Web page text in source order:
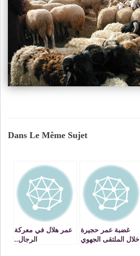
Dans Le Même Sujet
غضبة عمر حجيرة
خلال الملتقى الجهوي
عمر هلال في معركة
الرجال..